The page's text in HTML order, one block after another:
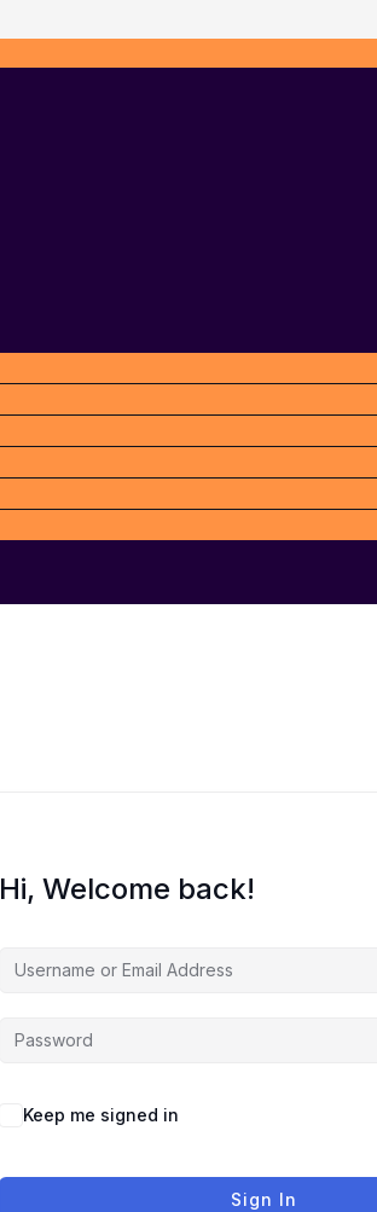
Hi, Welcome back!
Keep me signed in
Sign In